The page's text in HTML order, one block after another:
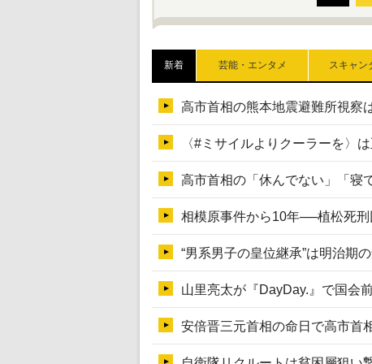
新着 芸能・エンタメ スキャン